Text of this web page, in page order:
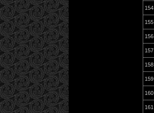
154
155
156
157
158
159
160
161